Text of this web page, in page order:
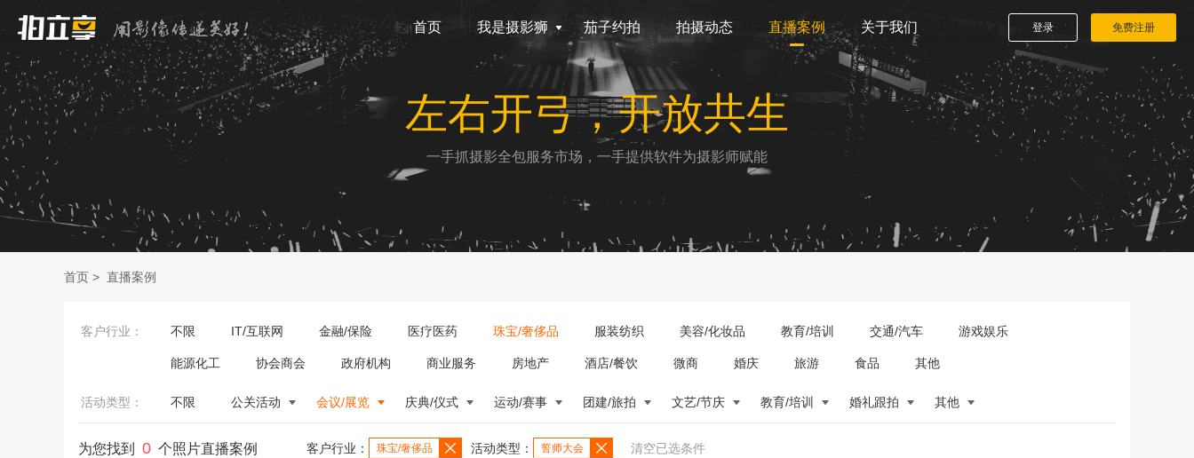
首页 我是摄影狮 茄子约拍 拍摄动态 直播案例 关于我们 登录 免费注册
左右开弓，开放共生
一手抓摄影全包服务市场，一手提供软件为摄影师赋能
首页 > 直播案例
客户行业： 不限 IT/互联网 金融/保险 医疗医药 珠宝/奢侈品 服装纺织 美容/化妆品 教育/培训 交通/汽车 游戏娱乐
能源化工 协会商会 政府机构 商业服务 房地产 酒店/餐饮 微商 婚庆 旅游 食品 其他
活动类型： 不限 公关活动 会议/展览 庆典/仪式 运动/赛事 团建/旅拍 文艺/节庆 教育/培训 婚礼跟拍 其他
为您找到 0 个照片直播案例 客户行业： 珠宝/奢侈品 活动类型： 誓师大会 清空已选条件